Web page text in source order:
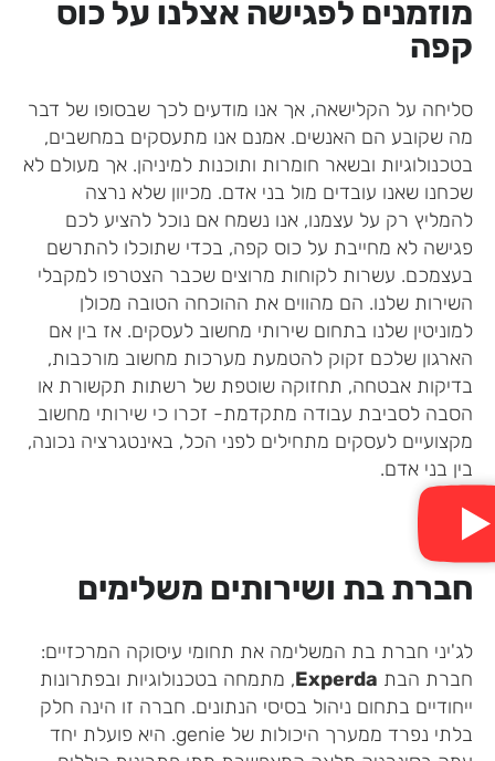
מוזמנים לפגישה אצלנו על כוס
קפה
סליחה על הקלישאה, אך אנו מודעים לכך שבסופו של דבר
מה שקובע הם האנשים. אמנם אנו מתעסקים במחשבים,
בטכנולוגיות ובשאר חומרות ותוכנות למיניהן. אך מעולם לא
שכחנו שאנו עובדים מול בני אדם. מכיוון שלא נרצה
להמליץ רק על עצמנו, אנו נשמח אם נוכל להציע לכם
פגישה לא מחייבת על כוס קפה, בכדי שתוכלו להתרשם
בעצמכם. עשרות לקוחות מרוצים שכבר הצטרפו למקבלי
השירות שלנו. הם מהווים את ההוכחה הטובה מכולן
למוניטין שלנו בתחום שירותי מחשוב לעסקים. אז בין אם
הארגון שלכם זקוק להטמעת מערכות מחשוב מורכבות,
בדיקות אבטחה, תחזוקה שוטפת של רשתות תקשורת או
הסבה לסביבת עבודה מתקדמת- זכרו כי שירותי מחשוב
מקצועיים לעסקים מתחילים לפני הכל, באינטגרציה נכונה,
בין בני אדם.
חברת בת ושירותים משלימים
לג'יני חברת בת המשלימה את תחומי עיסוקה המרכזיים:
חברת הבת Experda, מתמחה בטכנולוגיות ובפתרונות
ייחודיים בתחום ניהול בסיסי הנתונים. חברה זו הינה חלק
בלתי נפרד ממערך היכולות של genie. היא פועלת יחד